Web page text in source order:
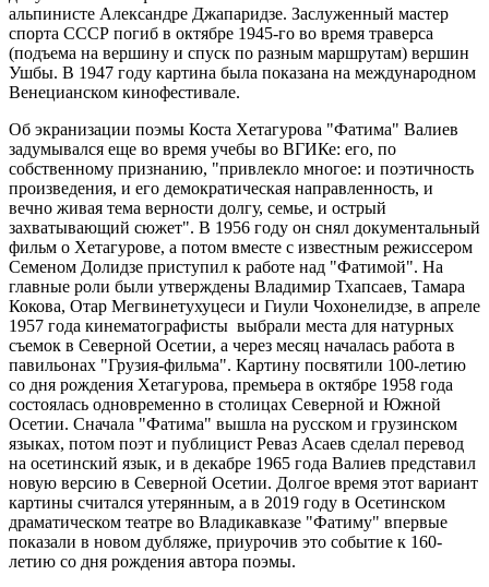
альпинисте Александре Джапаридзе. Заслуженный мастер
спорта СССР погиб в октябре 1945-го во время траверса
(подъема на вершину и спуск по разным маршрутам) вершин
Ушбы. В 1947 году картина была показана на международном
Венецианском кинофестивале.
Об экранизации поэмы Коста Хетагурова "Фатима" Валиев
задумывался еще во время учебы во ВГИКе: его, по
собственному признанию, "привлекло многое: и поэтичность
произведения, и его демократическая направленность, и
вечно живая тема верности долгу, семье, и острый
захватывающий сюжет". В 1956 году он снял документальный
фильм о Хетагурове, а потом вместе с известным режиссером
Семеном Долидзе приступил к работе над "Фатимой". На
главные роли были утверждены Владимир Тхапсаев, Тамара
Кокова, Отар Мегвинетухуцеси и Гиули Чохонелидзе, в апреле
1957 года кинематографисты выбрали места для натурных
съемок в Северной Осетии, а через месяц началась работа в
павильонах "Грузия-фильма". Картину посвятили 100-летию
со дня рождения Хетагурова, премьера в октябре 1958 года
состоялась одновременно в столицах Северной и Южной
Осетии. Сначала "Фатима" вышла на русском и грузинском
языках, потом поэт и публицист Реваз Асаев сделал перевод
на осетинский язык, и в декабре 1965 года Валиев представил
новую версию в Северной Осетии. Долгое время этот вариант
картины считался утерянным, а в 2019 году в Осетинском
драматическом театре во Владикавказе "Фатиму" впервые
показали в новом дубляже, приурочив это событие к 160-
летию со дня рождения автора поэмы.